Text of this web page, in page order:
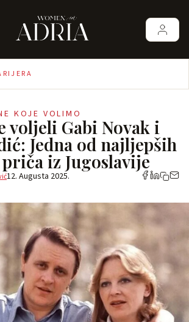
KOJE VOLIMO
voljeli Gabi Novak i
Jedna od najljepših
iz Jugoslavije
12. Augusta 2025.